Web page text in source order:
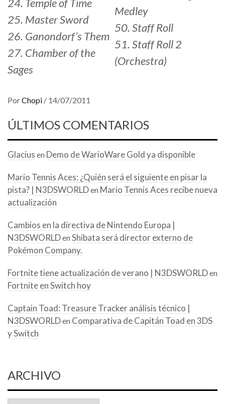
24. Temple of Time
25. Master Sword
26. Ganondorf’s Them
27. Chamber of the
Sages
Medley
50. Staff Roll
51. Staff Roll 2
(Orchestra)
PorChopi / 14/07/2011
ÚLTIMOS COMENTARIOS
Glacius en Demo de WarioWare Gold ya disponible
Mario Tennis Aces: ¿Quién será el siguiente en pisar la
pista? | N3DSWORLDen Mario Tennis Aces recibe nueva
actualización
Cambios en la directiva de Nintendo Europa |
N3DSWORLDen Shibata será director externo de
Pokémon Company.
Fortnite tiene actualización de verano | N3DSWORLDen
Fortnite en Switch hoy
Captain Toad: Treasure Tracker análisis técnico |
N3DSWORLDen Comparativa de Capitán Toad en 3DS
y Switch
ARCHIVO